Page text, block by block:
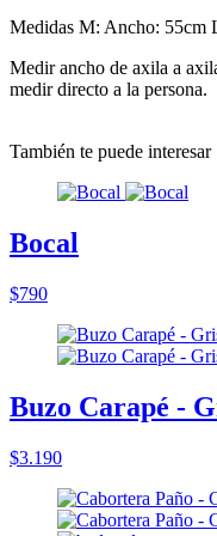
Medidas M: Ancho: 55cm
Medir ancho de axila a
medir directo a la persona.
También te puede interesar
Bocal
$790
Buzo Carapé -
$3.190